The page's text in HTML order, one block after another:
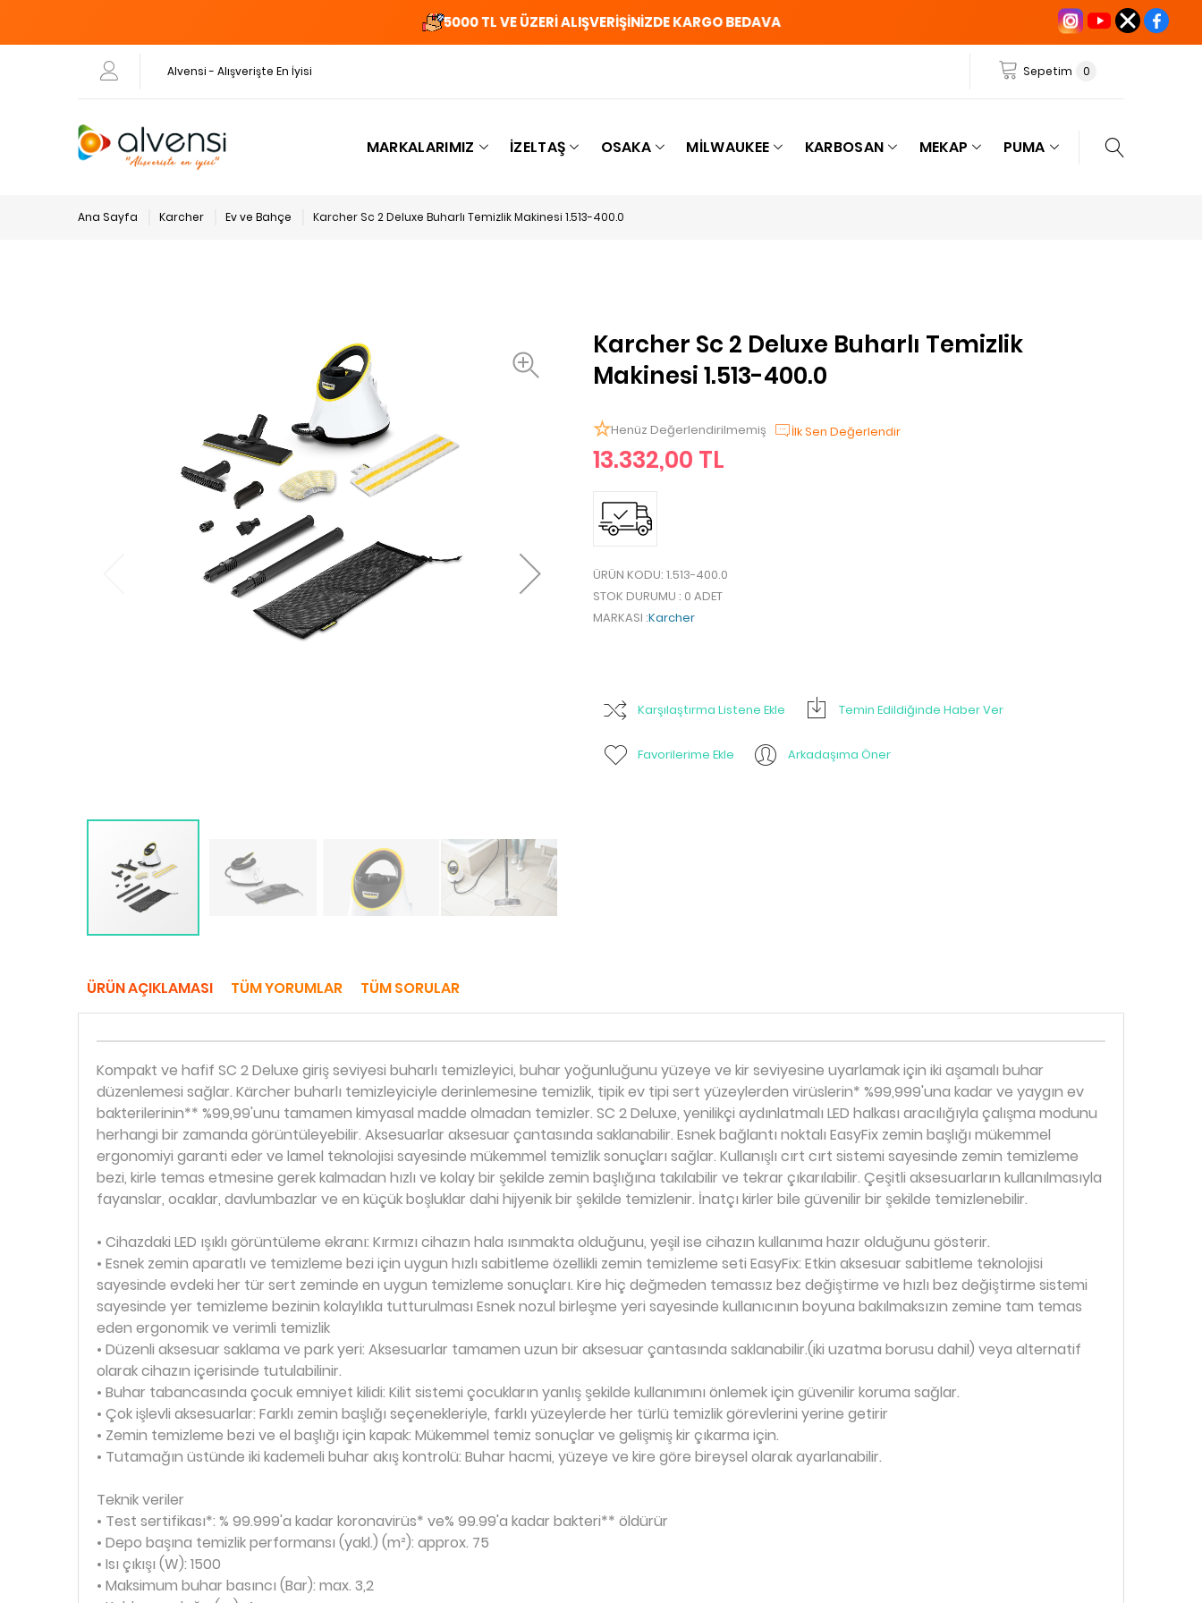
5000 TL VE ÜZERİ ALIŞVERİŞİNİZDE KARGO BEDAVA
Alvensi - Alışverişte En İyisi Sepetim 0
MARKALARIMIZ İZELTAŞ OSAKA MILWAUKEE KARBOSAN MEKAP PUMA
Ana Sayfa Karcher Ev ve Bahçe Karcher Sc 2 Deluxe Buharlı Temizlik Makinesi 1.513-400.0
Karcher Sc 2 Deluxe Buharlı Temizlik
Makinesi 1.513-400.0
Henüz Değerlendirilmemiş İlk Sen Değerlendir
13.332,00 TL
ÜRÜN KODU: 1.513-400.0
STOK DURUMU : 0 ADET
MARKASI :Karcher
Karşılaştırma Listene Ekle Temin Edildiğinde Haber Ver
Favorilerime Ekle Arkadaşıma Öner
ÜRÜN AÇIKLAMASI TÜM YORUMLAR TÜM SORULAR
Kompakt ve hafif SC 2 Deluxe giriş seviyesi buharlı temizleyici, buhar yoğunluğunu yüzeye ve kir seviyesine uyarlamak için iki aşamalı buhar
düzenlemesi sağlar. Kärcher buharlı temizleyiciyle derinlemesine temizlik, tipik ev tipi sert yüzeylerden virüslerin* %99,999'una kadar ve yaygın ev
bakterilerinin** %99,99'unu tamamen kimyasal madde olmadan temizler. SC 2 Deluxe, yenilikçi aydınlatmalı LED halkası aracılığıyla çalışma modunu
herhangi bir zamanda görüntüleyebilir. Aksesuarlar aksesuar çantasında saklanabilir. Esnek bağlantı noktalı EasyFix zemin başlığı mükemmel
ergonomiyi garanti eder ve lamel teknolojisi sayesinde mükemmel temizlik sonuçları sağlar. Kullanışlı cırt cırt sistemi sayesinde zemin temizleme
bezi, kirle temas etmesine gerek kalmadan hızlı ve kolay bir şekilde zemin başlığına takılabilir ve tekrar çıkarılabilir. Çeşitli aksesuarların kullanılmasıyla
fayanslar, ocaklar, davlumbazlar ve en küçük boşluklar dahi hijyenik bir şekilde temizlenir. İnatçı kirler bile güvenilir bir şekilde temizlenebilir.
• Cihazdaki LED ışıklı görüntüleme ekranı: Kırmızı cihazın hala ısınmakta olduğunu, yeşil ise cihazın kullanıma hazır olduğunu gösterir.
• Esnek zemin aparatlı ve temizleme bezi için uygun hızlı sabitleme özellikli zemin temizleme seti EasyFix: Etkin aksesuar sabitleme teknolojisi
sayesinde evdeki her tür sert zeminde en uygun temizleme sonuçları. Kire hiç değmeden temassız bez değiştirme ve hızlı bez değiştirme sistemi
sayesinde yer temizleme bezinin kolaylıkla tutturulması Esnek nozul birleşme yeri sayesinde kullanıcının boyuna bakılmaksızın zemine tam temas
eden ergonomik ve verimli temizlik
• Düzenli aksesuar saklama ve park yeri: Aksesuarlar tamamen uzun bir aksesuar çantasında saklanabilir.(iki uzatma borusu dahil) veya alternatif
olarak cihazın içerisinde tutulabilinir.
• Buhar tabancasında çocuk emniyet kilidi: Kilit sistemi çocukların yanlış şekilde kullanımını önlemek için güvenilir koruma sağlar.
• Çok işlevli aksesuarlar: Farklı zemin başlığı seçenekleriyle, farklı yüzeylerde her türlü temizlik görevlerini yerine getirir
• Zemin temizleme bezi ve el başlığı için kapak: Mükemmel temiz sonuçlar ve gelişmiş kir çıkarma için.
• Tutamağın üstünde iki kademeli buhar akış kontrolü: Buhar hacmi, yüzeye ve kire göre bireysel olarak ayarlanabilir.
Teknik veriler
• Test sertifikası*: % 99.999'a kadar koronavirüs* ve% 99.99'a kadar bakteri** öldürür
• Depo başına temizlik performansı (yakl.) (m²): approx. 75
• Isı çıkışı (W): 1500
• Maksimum buhar basıncı (Bar): max. 3,2